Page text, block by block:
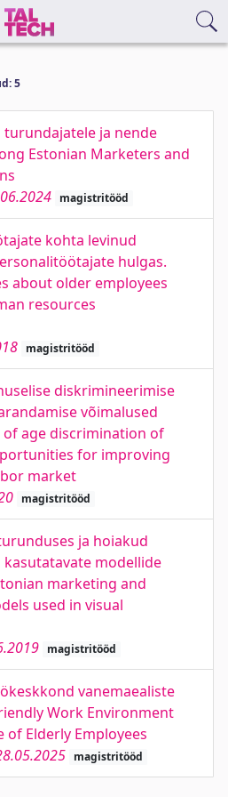
5
turundajatele ja nende
Estonian Marketers and
magistritööd
kohta levinud
hulgas.
about older employees
resources
magistritööd
diskrimineerimise
võimalused
age discrimination of
for improving
market
magistritööd
ja hoiakud
kasutatavate modellide
marketing and
used in visual
magistritööd
vanemaealiste
Work Environment
Elderly Employees
magistritööd